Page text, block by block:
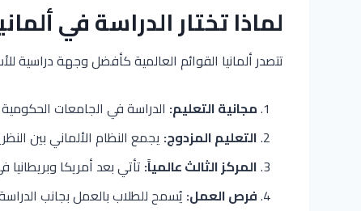
لماذا تختار الدراسة في
تتصدر ألمانيا القوائم العالمية كأفضل وجهة دراسية
مجانية التعليم: الدراسة في الجامعات
التعليم المزدوج: يجمع النظام الألماني بين
المركز الثالث عالمياً: تأتي بعد أمريكا
فرص العمل: يُسمح للطلاب بالعمل بجانب الدراسة (بحدود 90 يوماً كاملة أو 180